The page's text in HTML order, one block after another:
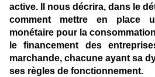
active. Il nous décrira, dans le
comment mettre en place
monétaire pour la
le financement des
marchande, chacune ayant sa
ses règles de fonctionnement.